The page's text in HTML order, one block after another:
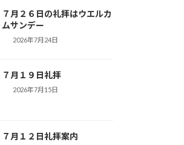
７月２６日の礼拝はウエルカ
ムサンデー
2026年7月24日
７月１９日礼拝
2026年7月15日
７月１２日礼拝案内